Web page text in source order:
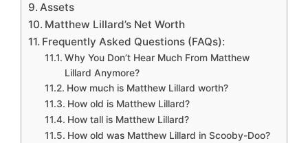
Assets
Matthew Lillard’s Net Worth
Frequently Asked Questions (FAQs):
Why You Don’t Hear Much From Matthew
Lillard Anymore?
How much is Matthew Lillard worth?
How old is Matthew Lillard?
How tall is Matthew Lillard?
How old was Matthew Lillard in Scooby-Doo?